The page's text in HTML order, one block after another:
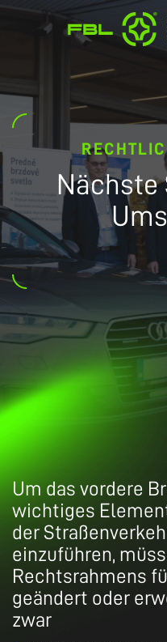
Nächste
Um das vordere
wichtiges
der
einzuführen,
Rechtsrahmens
geändert oder
zwar